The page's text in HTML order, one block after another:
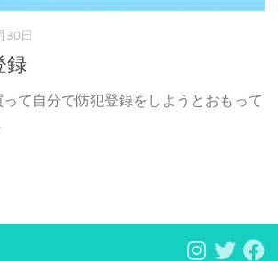
30日
録
て自分で防犯登録をしようとおもって